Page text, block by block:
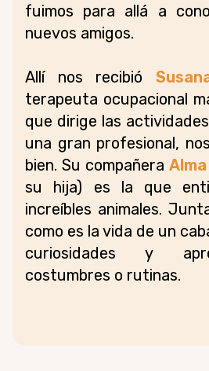
fuimos para allá a
nuevos amigos.
Allí nos recibió
terapeuta ocupacional
que dirige las
una gran profesional,
bien. Su compañera Alma
su hija) es la que
increíbles animales.
como es la vida de un
curiosidades y
costumbres o rutinas.